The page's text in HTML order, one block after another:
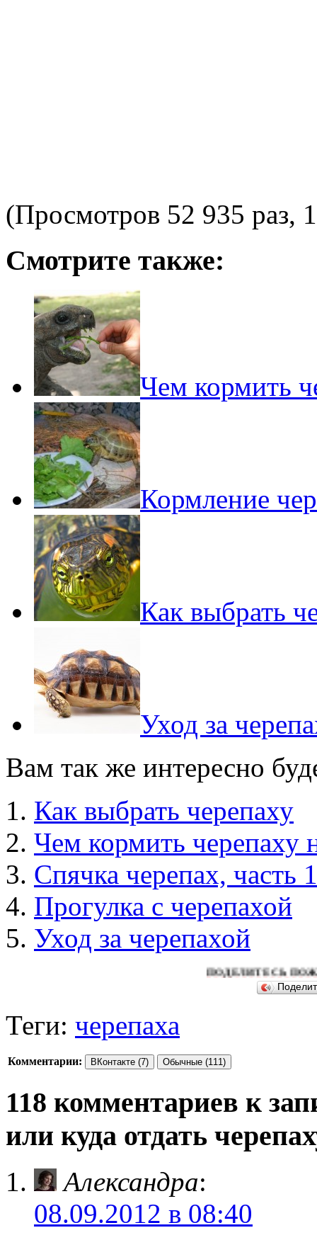
(Просмотров 52 935 раз,
Смотрите также:
Чем кормить
Кормление
Как выбрать
Уход за
Вам так же интересно
Как выбрать черепаху
Чем кормить черепаху
Спячка черепах, часть 1
Прогулка с черепахой
Уход за черепахой
ПОДЕЛИТЕСЬ
Теги: черепаха
Комментарии: ВКонтакте (7) Обычные (111)
118 комментариев к
или куда отдать
Александра:
08.09.2012 в 08:40